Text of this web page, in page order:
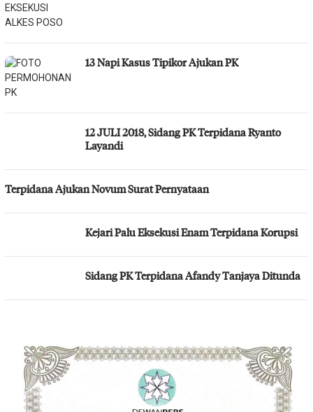
13 Napi Kasus Tipikor Ajukan PK
12 JULI 2018, Sidang PK Terpidana Ryanto
Layandi
Terpidana Ajukan Novum Surat Pernyataan
Kejari Palu Eksekusi Enam Terpidana Korupsi
Sidang PK Terpidana Afandy Tanjaya Ditunda